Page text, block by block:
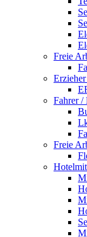
Freie
Fahrer /
Freie